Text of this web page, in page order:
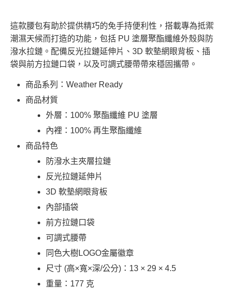
這款腰包有助於提供精巧的免手持便利性，搭載專為抵禦
潮濕天候而打造的功能，包括 PU 塗層聚酯纖維外殼與防
潑水拉鏈。配備反光拉鏈延伸片、3D 軟墊網眼背板、插
袋與前方拉鏈口袋，以及可調式腰帶帶來穩固攜帶。
商品系列：Weather Ready
商品材質
外層：100% 聚酯纖維 PU 塗層
內裡：100% 再生聚酯纖維
商品特色
防潑水主夾層拉鏈
反光拉鏈延伸片
3D 軟墊網眼背板
內部插袋
前方拉鏈口袋
可調式腰帶
同色大樹LOGO金屬徽章
尺寸 (高×寬×深/公分)：13 × 29 × 4.5
重量：177 克